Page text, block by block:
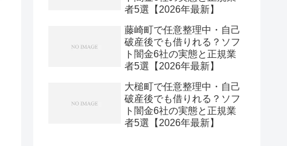
者5選【2026年最新】
藤崎町で任意整理中・自己
破産後でも借りれる？ソフ
ト闇金6社の実態と正規業
者5選【2026年最新】
大槌町で任意整理中・自己
破産後でも借りれる？ソフ
ト闇金6社の実態と正規業
者5選【2026年最新】